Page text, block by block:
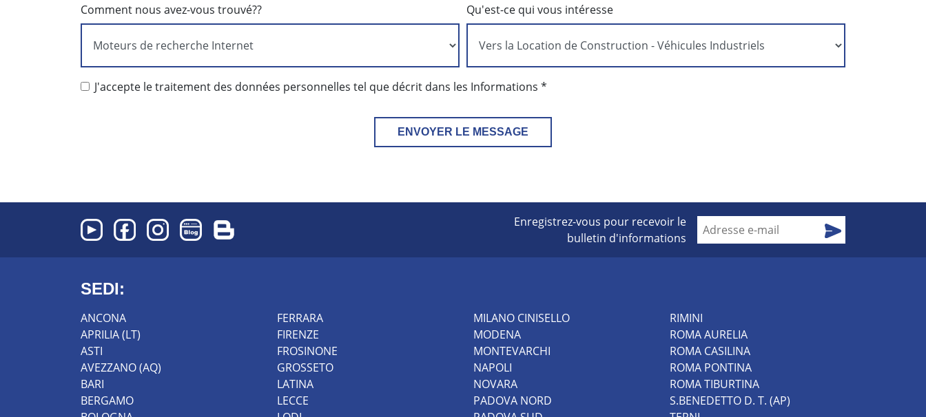
Comment nous avez-vous trouvé?? Qu'est-ce qui vous intéresse
J'accepte le traitement des données personnelles tel que décrit dans les Informations *
ENVOYER LE MESSAGE
Enregistrez-vous pour recevoir le
bulletin d'informations
SEDI:
ANCONA
APRILIA (LT)
ASTI
AVEZZANO (AQ)
BARI
BERGAMO
FERRARA
FIRENZE
FROSINONE
GROSSETO
LATINA
LECCE
MILANO CINISELLO
MODENA
MONTEVARCHI
NAPOLI
NOVARA
PADOVA NORD
RIMINI
ROMA AURELIA
ROMA CASILINA
ROMA PONTINA
ROMA TIBURTINA
S.BENEDETTO D. T. (AP)